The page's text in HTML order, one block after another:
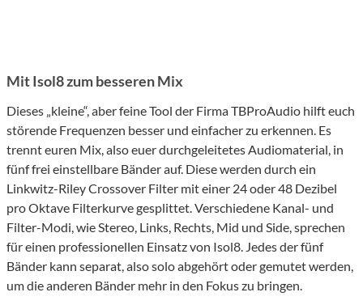
Mit Isol8 zum besseren Mix
Dieses „kleine“, aber feine Tool der Firma TBProAudio hilft euch
störende Frequenzen besser und einfacher zu erkennen. Es
trennt euren Mix, also euer durchgeleitetes Audiomaterial, in
fünf frei einstellbare Bänder auf. Diese werden durch ein
Linkwitz-Riley Crossover Filter mit einer 24 oder 48 Dezibel
pro Oktave Filterkurve gesplittet. Verschiedene Kanal- und
Filter-Modi, wie Stereo, Links, Rechts, Mid und Side, sprechen
für einen professionellen Einsatz von Isol8. Jedes der fünf
Bänder kann separat, also solo abgehört oder gemutet werden,
um die anderen Bänder mehr in den Fokus zu bringen.